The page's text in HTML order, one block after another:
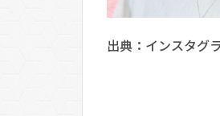
出典：インスタグ